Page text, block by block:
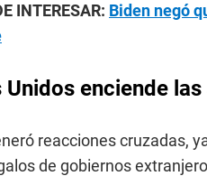
INTERESAR: Biden negó
Unidos enciende
reacciones cruzadas,
de gobiernos